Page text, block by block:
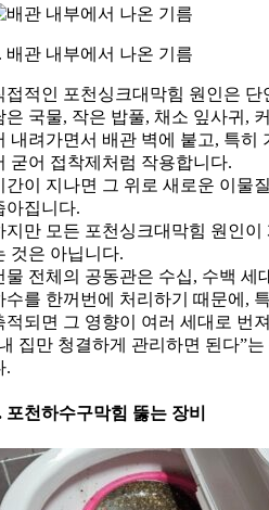
배관 내부에서 나온 기름
접적인 포천싱크대막힘 원인은
은 국물, 작은 밥풀, 채소 잎사귀,
내려가면서 배관 벽에 붙고, 특히
굳어 접착제처럼 작용합니다.
간이 지나면 그 위로 새로운 이물
아집니다.
지만 모든 포천싱크대막힘 원인
것은 아닙니다.
물 전체의 공동관은 수십, 수백 세
수를 한꺼번에 처리하기 때문에,
적되면 그 영향이 여러 세대로 번
집만 청결하게 관리하면 된다”
.
포천하수구막힘 뚫는 장비